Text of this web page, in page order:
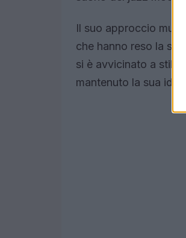
Il suo approccio
che hanno reso la
si è avvicinato a stili
mantenuto la sua